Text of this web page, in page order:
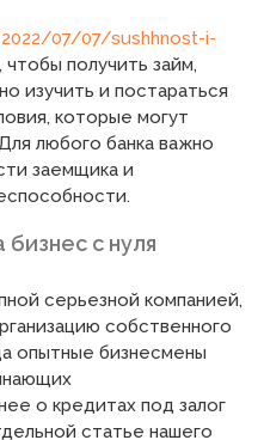
07/07/sushhnost-i-
чтобы получить займ,
изучить и постараться
которые могут
любого банка важно
заемщика и
с нуля
серьезной компанией,
собственного
опытные бизнесмены
о кредитах под залог
статье нашего